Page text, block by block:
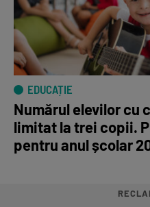
EDUCAȚIE
Numărul elevilor cu
limitat la trei copii.
pentru anul școlar